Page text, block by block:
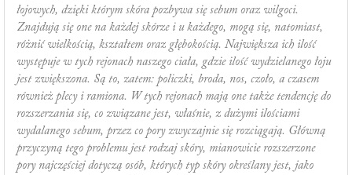
łojowych, dzięki którym skóra pozbywa się sebum oraz wilgoci.
Znajdują się one na każdej skórze i u każdego, mogą się, natomiast,
różnić wielkością, kształtem oraz głębokością. Największa ich ilość
występuje w tych rejonach naszego ciała, gdzie ilość wydzielanego łoju
jest zwiększona. Są to, zatem: policzki, broda, nos, czoło, a czasem
również plecy i ramiona. W tych rejonach mają one także tendencję do
rozszerzania się, co związane jest, właśnie, z dużymi ilościami
wydalanego sebum, przez co pory zwyczajnie się rozciągają. Główną
przyczyną tego problemu jest rodzaj skóry, mianowicie rozszerzone
pory najczęściej dotyczą osób, których typ skóry określany jest, jako